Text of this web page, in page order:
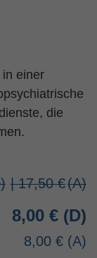
einer
die
| 17,50 €
8,00 €
8,00 €